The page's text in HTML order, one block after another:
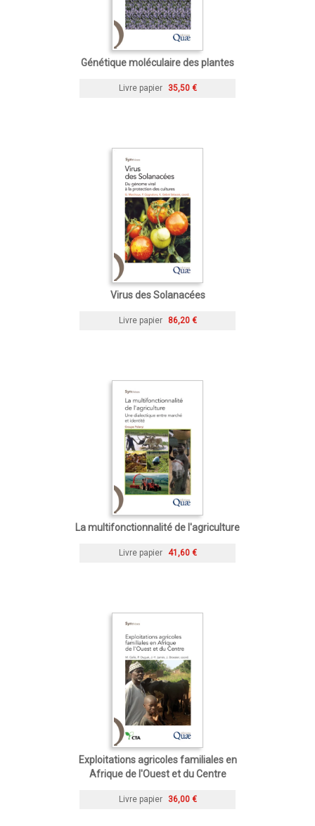
Génétique moléculaire des plantes
Livre papier 35,50 €
Virus des Solanacées
Livre papier 86,20 €
La multifonctionnalité de l'agriculture
Livre papier 41,60 €
Exploitations agricoles familiales en
Afrique de l'Ouest et du Centre
Livre papier 36,00 €